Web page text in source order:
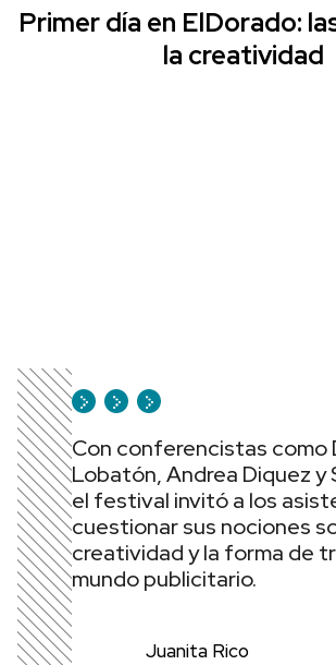
Primer día en ElDorado:
la creatividad
Con conferencistas como
Lobatón, Andrea Diquez y
el festival invitó a los
cuestionar sus nociones
creatividad y la forma de
mundo publicitario.
Juanita Rico